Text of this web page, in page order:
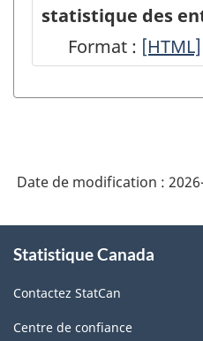
statistique des
Format : Aperçu
la
des
[HTML]
Date de modification :
propos
ce
site
Statistique Canada
Contactez StatCan
Centre de confiance